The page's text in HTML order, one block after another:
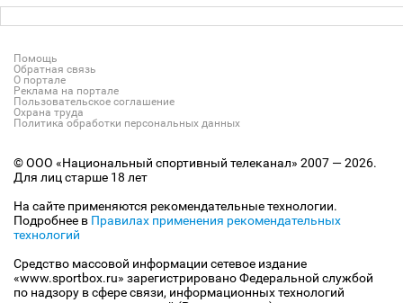
Помощь
Обратная связь
О портале
Реклама на портале
Пользовательское соглашение
Охрана труда
Политика обработки персональных данных
© ООО «Национальный спортивный телеканал» 2007 — 2026.
Для лиц старше 18 лет
На сайте применяются рекомендательные технологии.
Подробнее в Правилах применения рекомендательных
технологий
Средство массовой информации сетевое издание
«www.sportbox.ru» зарегистрировано Федеральной службой
по надзору в сфере связи, информационных технологий